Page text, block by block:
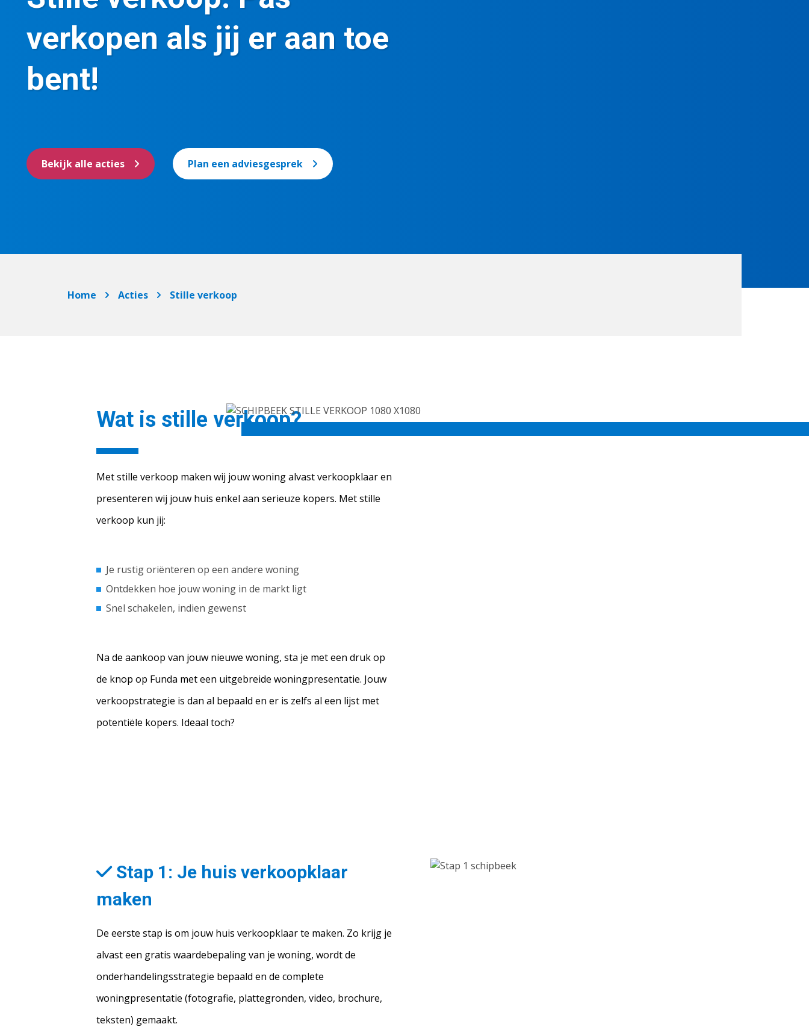
verkopen als jij er aan toe
bent!
Bekijk alle acties Plan een adviesgesprek
Home Acties Stille verkoop
Wat is stille verkoop?
Met stille verkoop maken wij jouw woning alvast verkoopklaar en
presenteren wij jouw huis enkel aan serieuze kopers. Met stille
verkoop kun jij:
Je rustig oriënteren op een andere woning
Ontdekken hoe jouw woning in de markt ligt
Snel schakelen, indien gewenst
Na de aankoop van jouw nieuwe woning, sta je met een druk op
de knop op Funda met een uitgebreide woningpresentatie. Jouw
verkoopstrategie is dan al bepaald en er is zelfs al een lijst met
potentiële kopers. Ideaal toch?
Stap 1: Je huis verkoopklaar
maken
De eerste stap is om jouw huis verkoopklaar te maken. Zo krijg je
alvast een gratis waardebepaling van je woning, wordt de
onderhandelingsstrategie bepaald en de complete
woningpresentatie (fotografie, plattegronden, video, brochure,
teksten) gemaakt.